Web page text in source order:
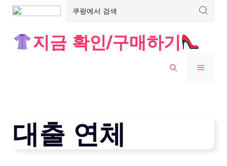
지금 확인/구매하기
MENU
대출 연체